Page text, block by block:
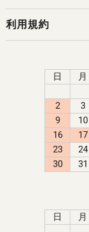
利用規約
日
月
2
3
9
10
16
17
23
24
30
31
日
月